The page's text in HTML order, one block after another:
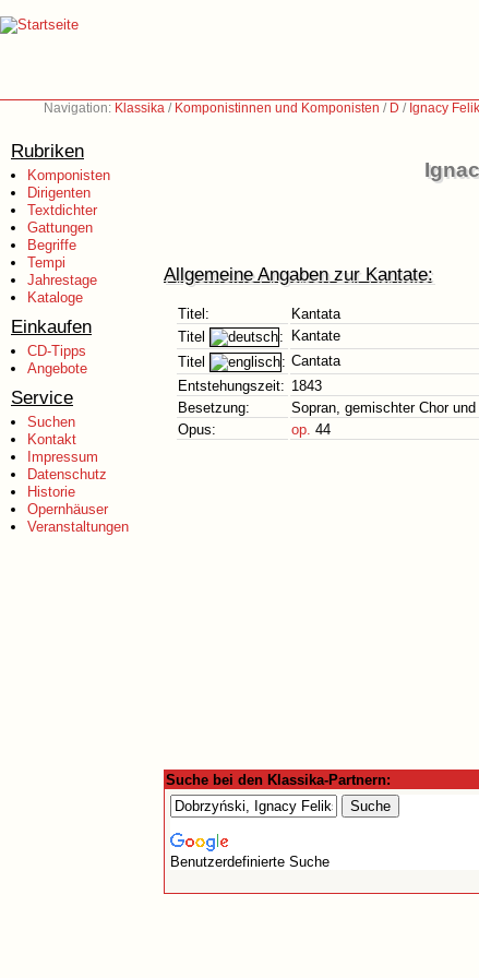
Navigation: Klassika / Komponistinnen und Komponisten / D / Ignacy
Rubriken
Komponisten
Dirigenten
Textdichter
Gattungen
Begriffe
Tempi
Jahrestage
Kataloge
Einkaufen
CD-Tipps
Angebote
Service
Suchen
Kontakt
Impressum
Datenschutz
Historie
Opernhäuser
Veranstaltungen
Allgemeine Angaben zur Kantate:
Titel:
Kantata
Titel
:
Kantate
Titel
: Cantata
Entstehungszeit: 1843
Besetzung:
Sopran, gemischter Chor
Opus:
op. 44
Suche bei den Klassika-Partnern:
Benutzerdefinierte Suche